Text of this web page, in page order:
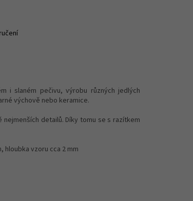
i slaném pečivu, výrobu různých jedlých
výchově nebo keramice.
detailů. Díky tomu se s razítkem
hloubka vzoru cca 2 mm